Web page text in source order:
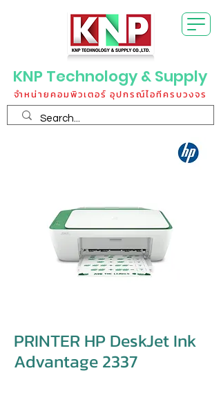
KNP Technology & Supply
จำหน่ายคอมพิวเตอร์ อุปกรณ์ไอทีครบวงจร
PRINTER HP DeskJet Ink
Advantage 2337